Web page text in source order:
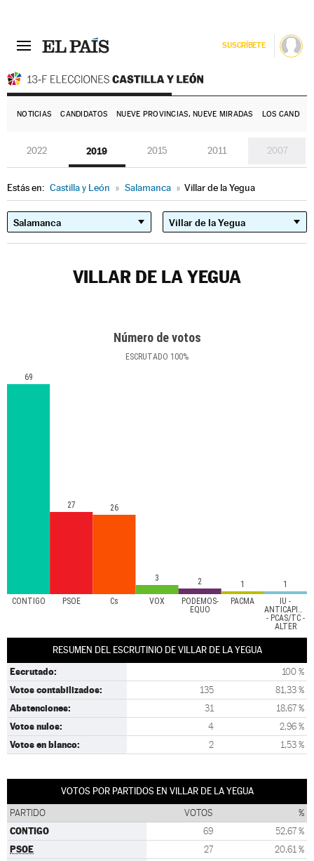
SUSCRÍBETE
NOTICIAS CANDIDATOS NUEVE PROVINCIAS, NUEVE MIRADAS LOS
2022 2019 2015 2011 2007
Estás en: Castilla y León » Salamanca » Villar de la Yegua
VILLAR DE LA YEGUA
Número de votos
ESCRUTADO 100%
CONTIGO PSOE Cs VOX
PODEMOS-
EQUO
PACMA
IU -
- PCAS/TC -
ALTER
69
27 26
3 2 1 1
RESUMEN DEL ESCRUTINIO DE VILLAR DE LA YEGUA
Escrutado: 100 %
Votos contabilizados: 135 81,33 %
Abstenciones: 31 18,67 %
Votos nulos: 4 2,96 %
Votos en blanco: 2 1,53 %
VOTOS POR PARTIDOS EN VILLAR DE LA YEGUA
PARTIDO VOTOS %
CONTIGO 69 52,67 %
PSOE 27 20,61 %